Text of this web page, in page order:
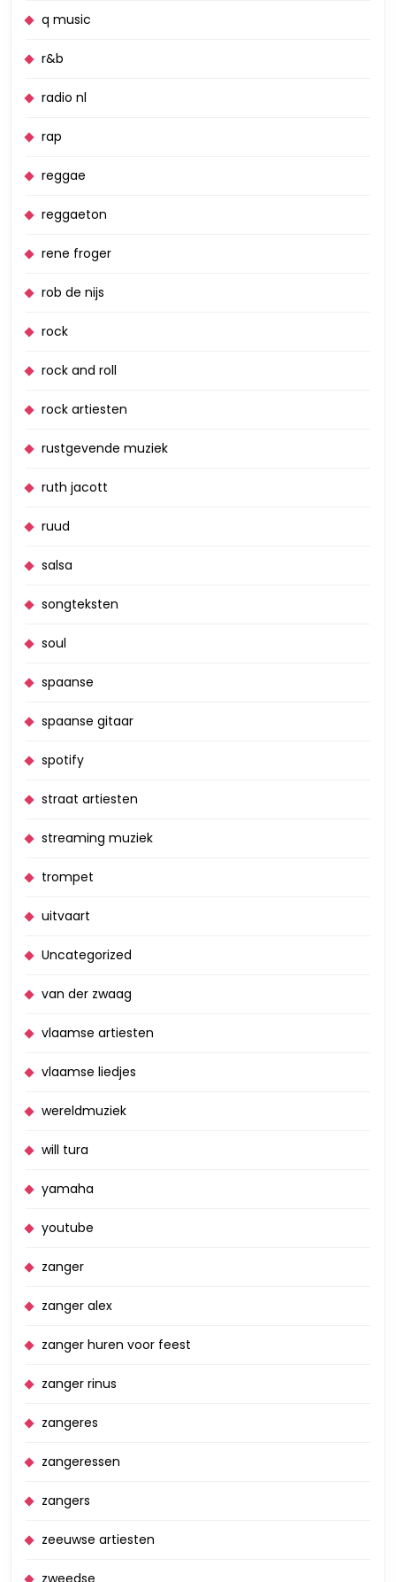
q music
r&b
radio nl
rap
reggae
reggaeton
rene froger
rob de nijs
rock
rock and roll
rock artiesten
rustgevende muziek
ruth jacott
ruud
salsa
songteksten
soul
spaanse
spaanse gitaar
spotify
straat artiesten
streaming muziek
trompet
uitvaart
Uncategorized
van der zwaag
vlaamse artiesten
vlaamse liedjes
wereldmuziek
will tura
yamaha
youtube
zanger
zanger alex
zanger huren voor feest
zanger rinus
zangeres
zangeressen
zangers
zeeuwse artiesten